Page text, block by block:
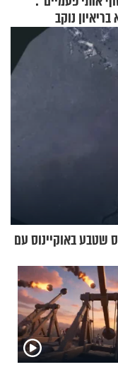
נוקב
שטבע באוקיינוס עם